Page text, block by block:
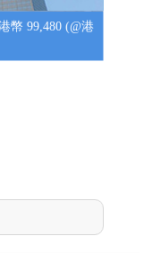
幣 99,480 (@港